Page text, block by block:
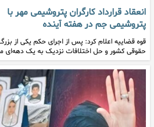
انعقاد قرارداد کارگران پتروشیمی مهر با
پتروشیمی جم در هفته آینده
قوه قضاییه اعلام کرد: پس از اجرای حکم یکی از
حقوقی کشور و حل اختلافات نزدیک به یک دهه‌ای